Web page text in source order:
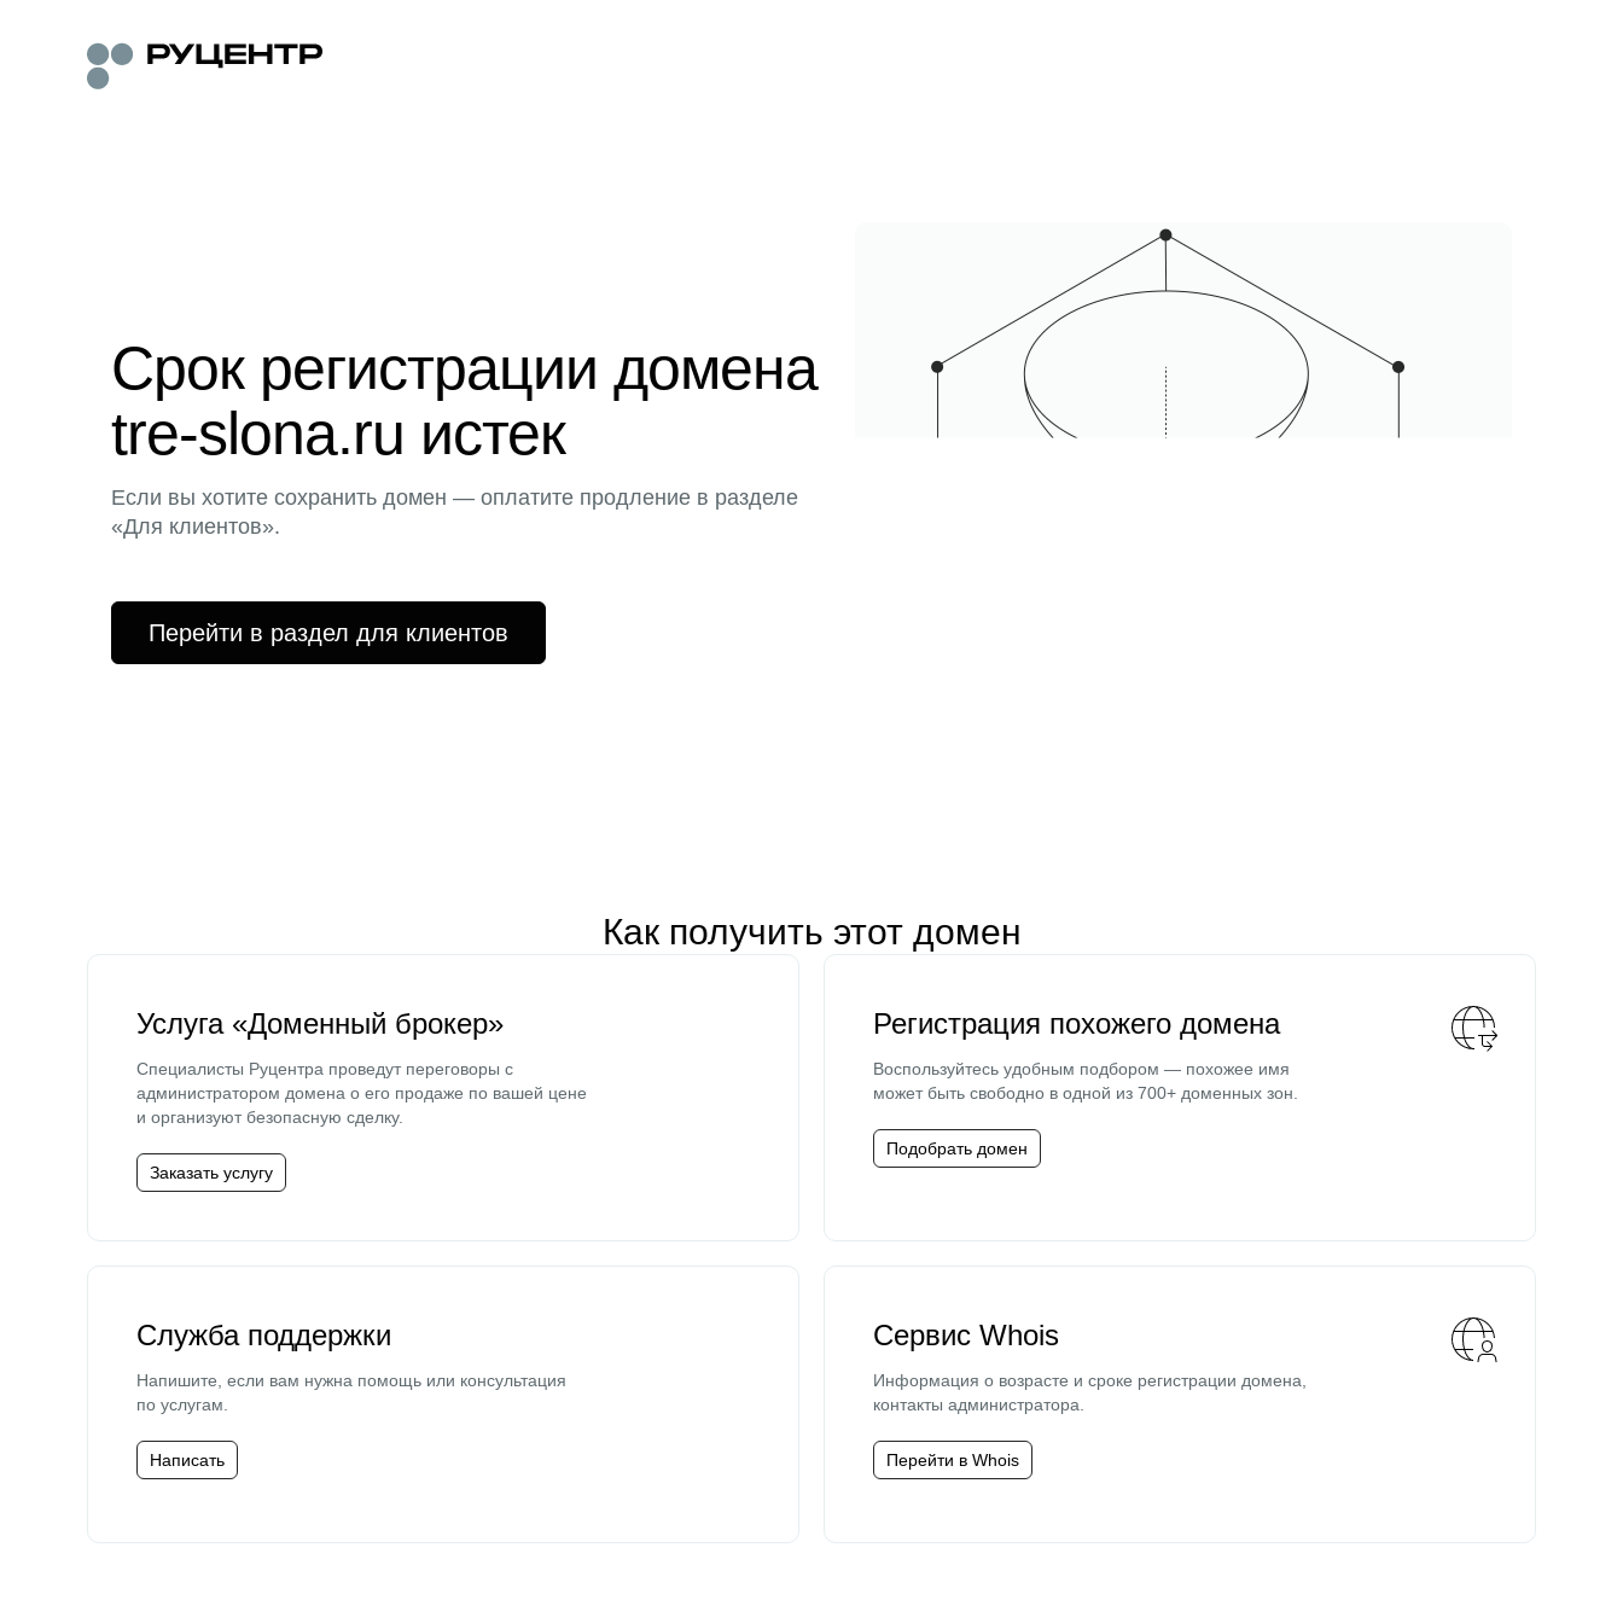
Срок регистрации домена
tre-slona.ru истек
Если вы хотите сохранить домен — оплатите продление в разделе
«Для клиентов».
Перейти в раздел для клиентов
Как получить этот домен
Услуга «Доменный брокер»
Специалисты Руцентра проведут переговоры с
администратором домена о его продаже по вашей цене
и организуют безопасную сделку.
Заказать услугу
Регистрация похожего домена
Воспользуйтесь удобным подбором — похожее имя
может быть свободно в одной из 700+ доменных зон.
Подобрать домен
Служба поддержки
Напишите, если вам нужна помощь или консультация
по услугам.
Написать
Сервис Whois
Информация о возрасте и сроке регистрации домена,
контакты администратора.
Перейти в Whois